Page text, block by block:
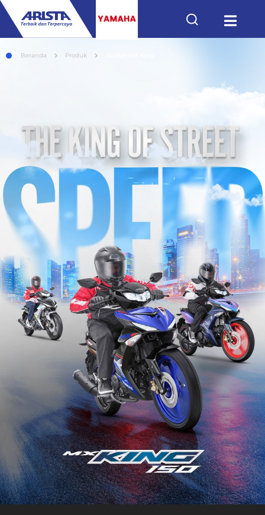
Beranda Produk